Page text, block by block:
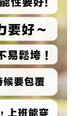
現惡意使用之情形，
採取法律行動。